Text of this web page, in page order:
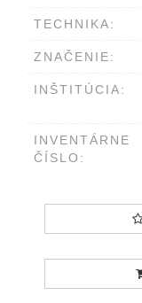
TECHNIKA:
ZNAČENIE:
INŠTITÚCIA:
INVENTÁRNE
ČÍSLO: